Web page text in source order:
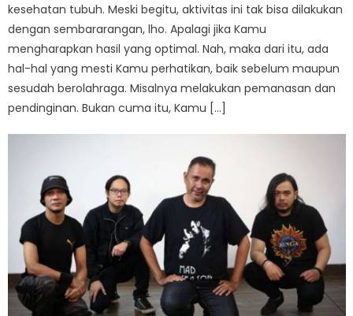
kesehatan tubuh. Meski begitu, aktivitas ini tak bisa dilakukan
dengan sembararangan, lho. Apalagi jika Kamu
mengharapkan hasil yang optimal. Nah, maka dari itu, ada
hal-hal yang mesti Kamu perhatikan, baik sebelum maupun
sesudah berolahraga. Misalnya melakukan pemanasan dan
pendinginan. Bukan cuma itu, Kamu […]